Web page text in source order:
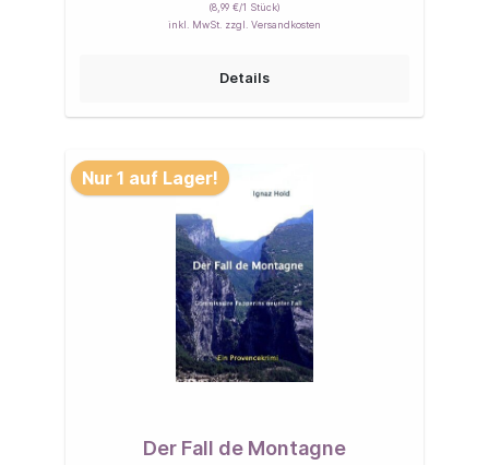
(8,99 €/1 Stück)
inkl. MwSt. zzgl. Versandkosten
Details
Nur 1 auf Lager!
Der Fall de Montagne